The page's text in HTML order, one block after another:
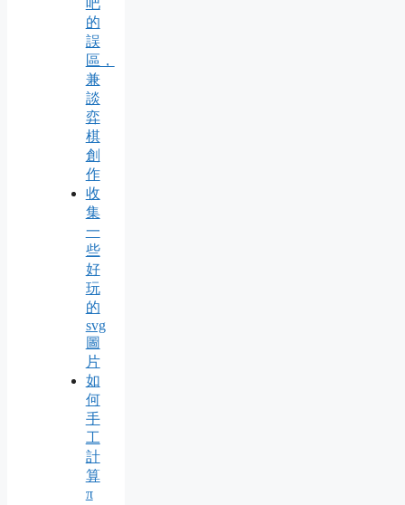
的
誤
區，
兼
談
弈
棋
創
作
收
集
一
些
好
玩
的
svg
圖
片
如
何
手
工
計
算
π